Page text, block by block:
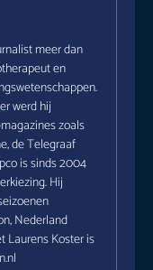
meer dan
en
werd hij
zoals
de Telegraaf
is sinds 2004
Hij
Nederland
Laurens Koster is